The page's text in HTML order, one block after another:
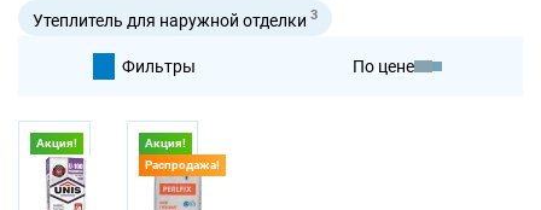
Утеплитель для наружной отделки 3
По цене
Фильтры
Акция!
Акция!
Распродажа!